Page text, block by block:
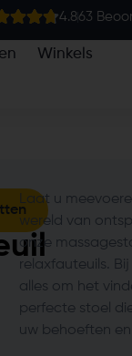
4.863
Winkels
Laat u
wereld van
onze
relaxfauteuils.
alles om het
perfecte stoel
uw behoeften en